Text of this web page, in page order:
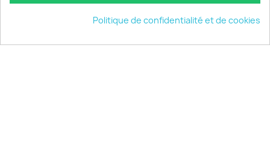
keyboard_arrow_down
© 2026 - choisistacoque.com
Politique de confidentialité et de cookies